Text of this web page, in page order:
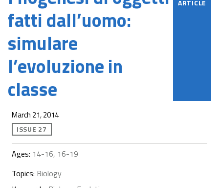
fatti dall’uomo:
simulare
l’evoluzione in
classe
ARTICLE
March 21, 2014
ISSUE 27
Ages: 14-16, 16-19
Topics: Biology